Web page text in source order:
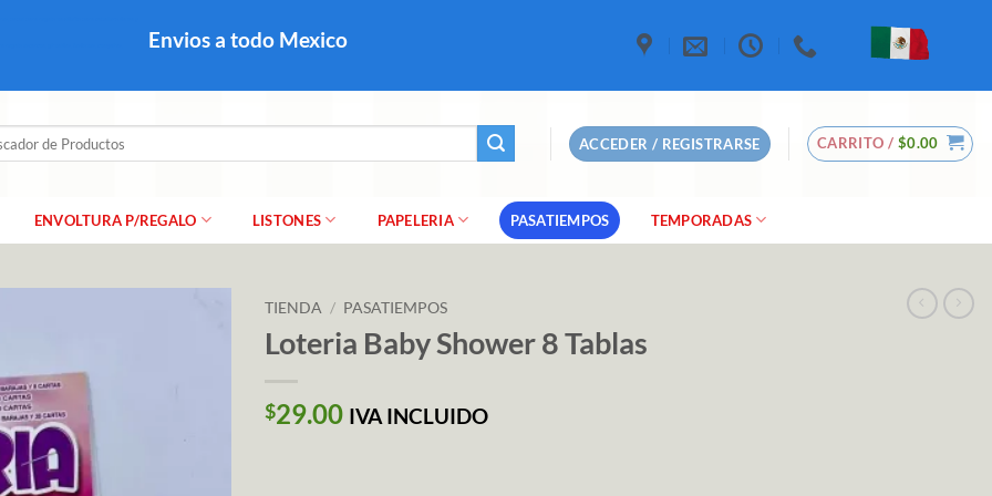
Envios a todo Mexico
ACCEDER / REGISTRARSE CARRITO / $0.00
ENVOLTURA P/REGALO LISTONES PAPELERIA PASATIEMPOS TEMPORADAS
TIENDA / PASATIEMPOS
Loteria Baby Shower 8 Tablas
$29.00 IVA INCLUIDO